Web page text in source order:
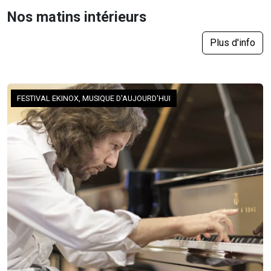
Nos matins intérieurs
Plus d'info
FESTIVAL EKINOX, MUSIQUE D'AUJOURD'HUI